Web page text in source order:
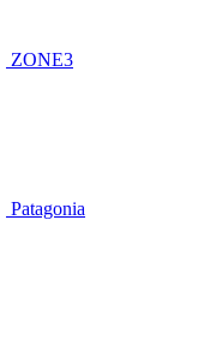
ZONE3
Patagonia